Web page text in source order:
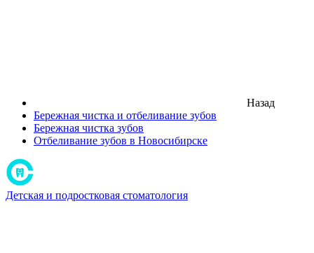
Назад
Бережная чистка и отбеливание зубов
Бережная чистка зубов
Отбеливание зубов в Новосибирске
Детская и подростковая стоматология